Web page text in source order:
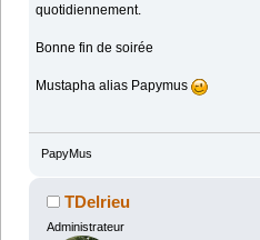
quotidiennement.
Bonne fin de soirée
Mustapha alias Papymus
PapyMus
TDelrieu
Administrateur